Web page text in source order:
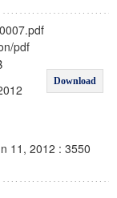
pdf
Download
11, 2012 : 3550